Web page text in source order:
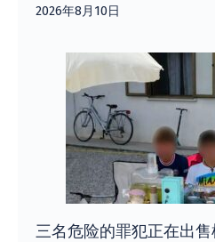
2026年8月10日
三名危险的罪犯正在出